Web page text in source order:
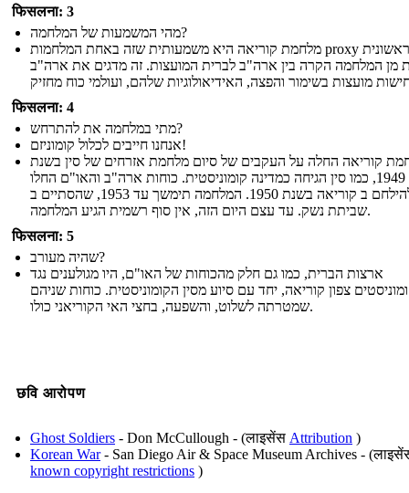
फिसलना: 3
מהי המשמעות של המלחמה?
מלחמת קוריאה היא משמעותית שזה באחת המלחמות proxy הראשונית
מן המלחמה הקרה בין ארה"ב לברית המועצות. זה מדגים את ארה"ב
फिसलना: 4
מתי במלחמה את להתרחש?
אנחנו חייבים לכלול קומוניזם!
קוריאה החלה על העקבים של סיום מלחמת אזרחים של סין בשנת
1949, כמו סין הגיחה כמדינה קומוניסטית. כוחות ארה"ב והאו"ם החלו
להילחם ב קוריאה בשנת 1950. המלחמה תימשך עד 1953, שהסתיים ב
שביתת נשק. עד עצם היום הזה, אין סוף רשמית הגיע המלחמה.
फिसलना: 5
שהיה מעורב?
ארצות הברית, כמו גם חלק מהכוחות של האו"ם, היו מגולענים נגד
צפון קוריאה, יחד עם סיוע מסין הקומוניסטית. כוחות שניהם
שמטרתה לשלוט, והשפעה, בחצי האי הקוריאני כולו.
छवि आरोपण
Ghost Soldiers - Don McCullough - (लाइसेंस Attribution )
Korean War- San Diego Air & Space Museum Archives -
known copyright restrictions )